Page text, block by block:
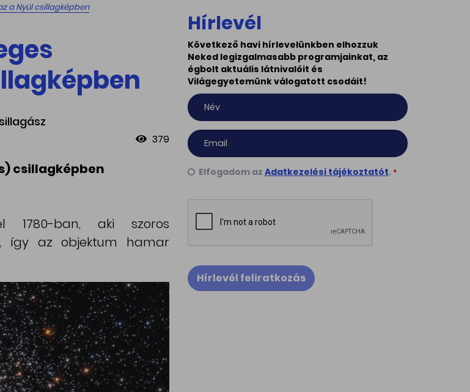
a Nyúl csillagképben
379
csillagképben
ban, aki szoros
így az objektum hamar
Hírlevél
Következő havi hírlevelünkben elhozzuk
Neked legizgalmasabb programjainkat, az
égbolt aktuális látnivalóit és
Világegyetemünk válogatott csodáit!
Elfogadom az Adatkezelési tájékoztatót. *
Hírlevél feliratkozás